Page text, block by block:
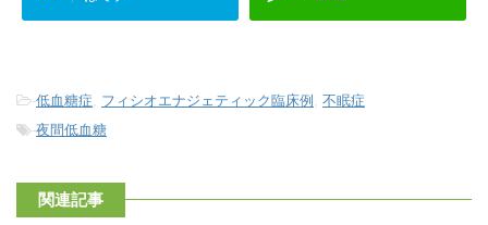
-低血糖症, フィシオエナジェティック臨床例 , 不眠症
-夜間低血糖
関連記事